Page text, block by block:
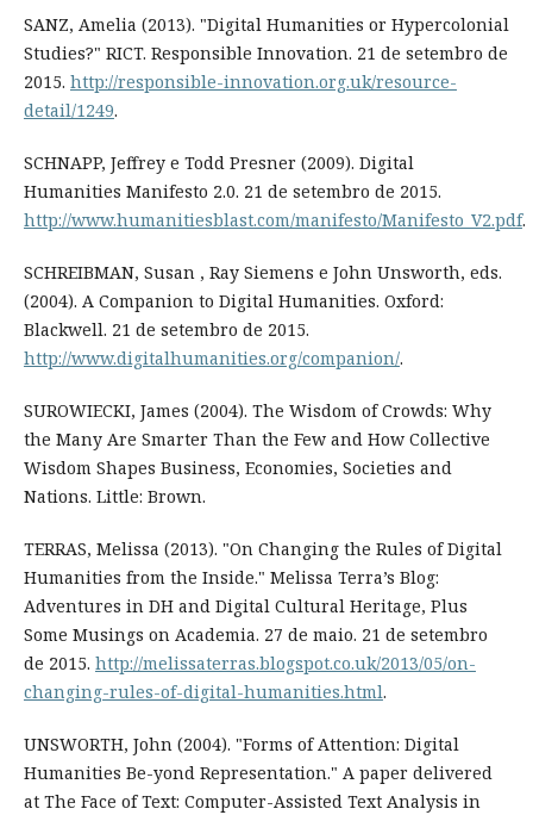
SANZ, Amelia (2013). "Digital Humanities or Hypercolonial
Studies?" RICT. Responsible Innovation. 21 de setembro de
2015. http://responsible-innovation.org.uk/resource-
detail/1249.
SCHNAPP, Jeffrey e Todd Presner (2009). Digital
Humanities Manifesto 2.0. 21 de setembro de 2015.
http://www.humanitiesblast.com/manifesto/Manifesto_V2.pdf.
SCHREIBMAN, Susan , Ray Siemens e John Unsworth, eds.
(2004). A Companion to Digital Humanities. Oxford:
Blackwell. 21 de setembro de 2015.
http://www.digitalhumanities.org/companion/.
SUROWIECKI, James (2004). The Wisdom of Crowds: Why
the Many Are Smarter Than the Few and How Collective
Wisdom Shapes Business, Economies, Societies and
Nations. Little: Brown.
TERRAS, Melissa (2013). "On Changing the Rules of Digital
Humanities from the Inside." Melissa Terra’s Blog:
Adventures in DH and Digital Cultural Heritage, Plus
Some Musings on Academia. 27 de maio. 21 de setembro
de 2015. http://melissaterras.blogspot.co.uk/2013/05/on-
changing-rules-of-digital-humanities.html.
UNSWORTH, John (2004). "Forms of Attention: Digital
Humanities Be-yond Representation." A paper delivered
at The Face of Text: Computer-Assisted Text Analysis in